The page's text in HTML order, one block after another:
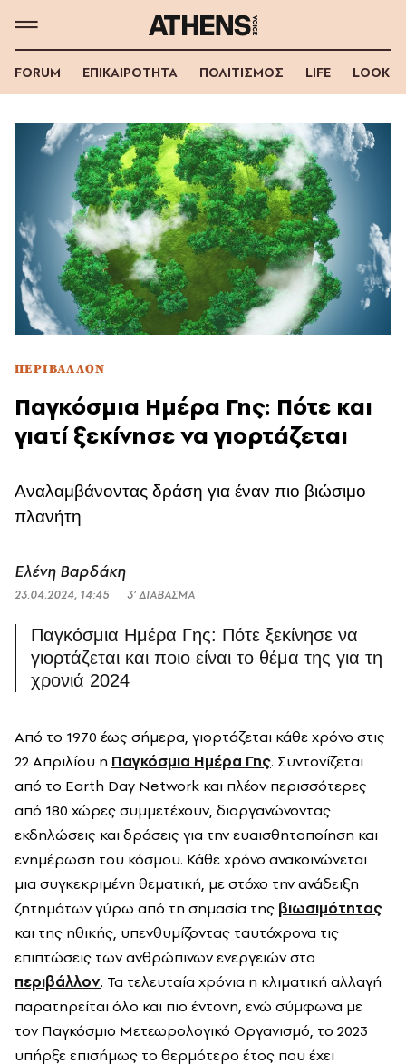
FORUM ΕΠΙΚΑΙΡΟΤΗΤΑ ΠΟΛΙΤΙΣΜΟΣ LIFE LOOK
ΠΕΡΙΒΑΛΛΟΝ
Παγκόσμια Ημέρα Γης: Πότε και
γιατί ξεκίνησε να γιορτάζεται
Αναλαμβάνοντας δράση για έναν πιο βιώσιμο
πλανήτη
Ελένη Βαρδάκη
23.04.2024, 14:45 3’ ΔΙΑΒΑΣΜΑ
Παγκόσμια Ημέρα Γης: Πότε ξεκίνησε να
γιορτάζεται και ποιο είναι το θέμα της για τη
χρονιά 2024
Από το 1970 έως σήμερα, γιορτάζεται κάθε χρόνο στις
22 Απριλίου η Παγκόσμια Ημέρα Γης. Συντονίζεται
από το Earth Day Network και πλέον περισσότερες
από 180 χώρες συμμετέχουν, διοργανώνοντας
εκδηλώσεις και δράσεις για την ευαισθητοποίηση και
ενημέρωση του κόσμου. Κάθε χρόνο ανακοινώνεται
μια συγκεκριμένη θεματική, με στόχο την ανάδειξη
ζητημάτων γύρω από τη σημασία της βιωσιμότητας
και της ηθικής, υπενθυμίζοντας ταυτόχρονα τις
επιπτώσεις των ανθρώπινων ενεργειών στο
περιβάλλον. Τα τελευταία χρόνια η κλιματική αλλαγή
παρατηρείται όλο και πιο έντονη, ενώ σύμφωνα με
τον Παγκόσμιο Μετεωρολογικό Οργανισμό, το 2023
υπήρξε επισήμως το θερμότερο έτος που έχει